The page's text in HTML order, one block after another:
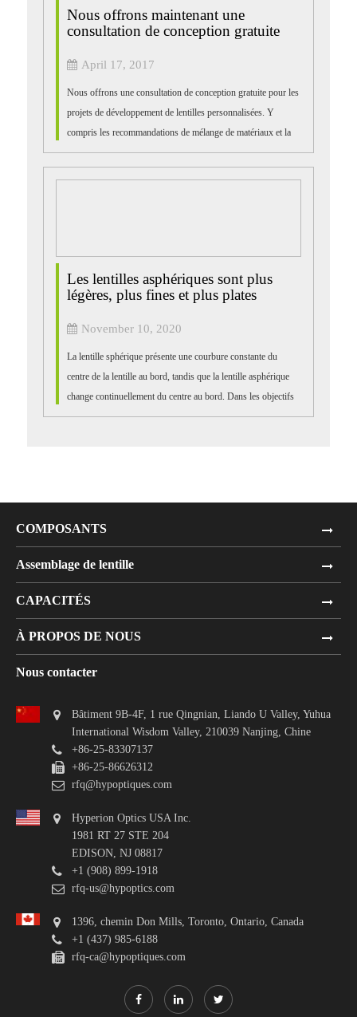
Nous offrons maintenant une
consultation de conception gratuite
April 17, 2017
Nous offrons une consultation de conception gratuite pour les
projets de développement de lentilles personnalisées. Y
compris les recommandations de mélange de matériaux et la
vérification de la disponibilité. De plus, nous fournirons des
Les lentilles asphériques sont plus
légères, plus fines et plus plates
November 10, 2020
La lentille sphérique présente une courbure constante du
centre de la lentille au bord, tandis que la lentille asphérique
change continuellement du centre au bord. Dans les objectifs
photographiques, beaucoup d'aberra...
COMPOSANTS
Assemblage de lentille
CAPACITÉS
À PROPOS DE NOUS
Nous contacter
Bâtiment 9B-4F, 1 rue Qingnian, Liando U Valley, Yuhua
International Wisdom Valley, 210039 Nanjing, Chine
+86-25-83307137
+86-25-86626312
rfq@hypoptiques.com
Hyperion Optics USA Inc.
1981 RT 27 STE 204
EDISON, NJ 08817
+1 (908) 899-1918
rfq-us@hypoptics.com
1396, chemin Don Mills, Toronto, Ontario, Canada
+1 (437) 985-6188
rfq-ca@hypoptiques.com